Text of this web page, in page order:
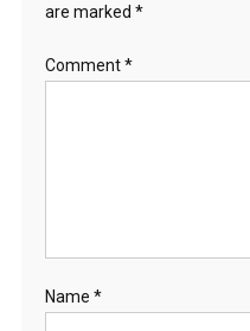
are marked *
Comment*
Name *